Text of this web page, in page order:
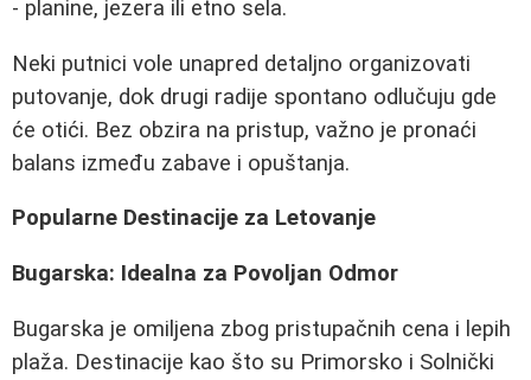
- planine, jezera ili etno sela.
Neki putnici vole unapred detaljno organizovati
putovanje, dok drugi radije spontano odlučuju gde
će otići. Bez obzira na pristup, važno je pronaći
balans između zabave i opuštanja.
Popularne Destinacije za Letovanje
Bugarska: Idealna za Povoljan Odmor
Bugarska je omiljena zbog pristupačnih cena i lepih
plaža. Destinacije kao što su Primorsko i Solnički